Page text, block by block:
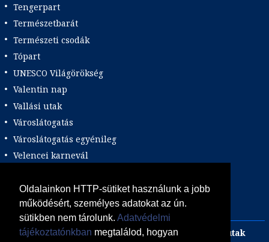
Oldalainkon HTTP-sütiket használunk a jobb
működésért, személyes adatokat az ún.
sütikben nem tárolunk. Adatvédelmi
tájékoztatónkban megtalálod, hogyan
Tengerpart
Természetbarát
Természeti csodák
Tópart
UNESCO Világörökség
Valentin nap
Vallási utak
Városlátogatás
Városlátogatás egyénileg
Velencei karnevál
Wellness
Zene tematika
Adults only Incentive
Szilveszteri egzotikus utak